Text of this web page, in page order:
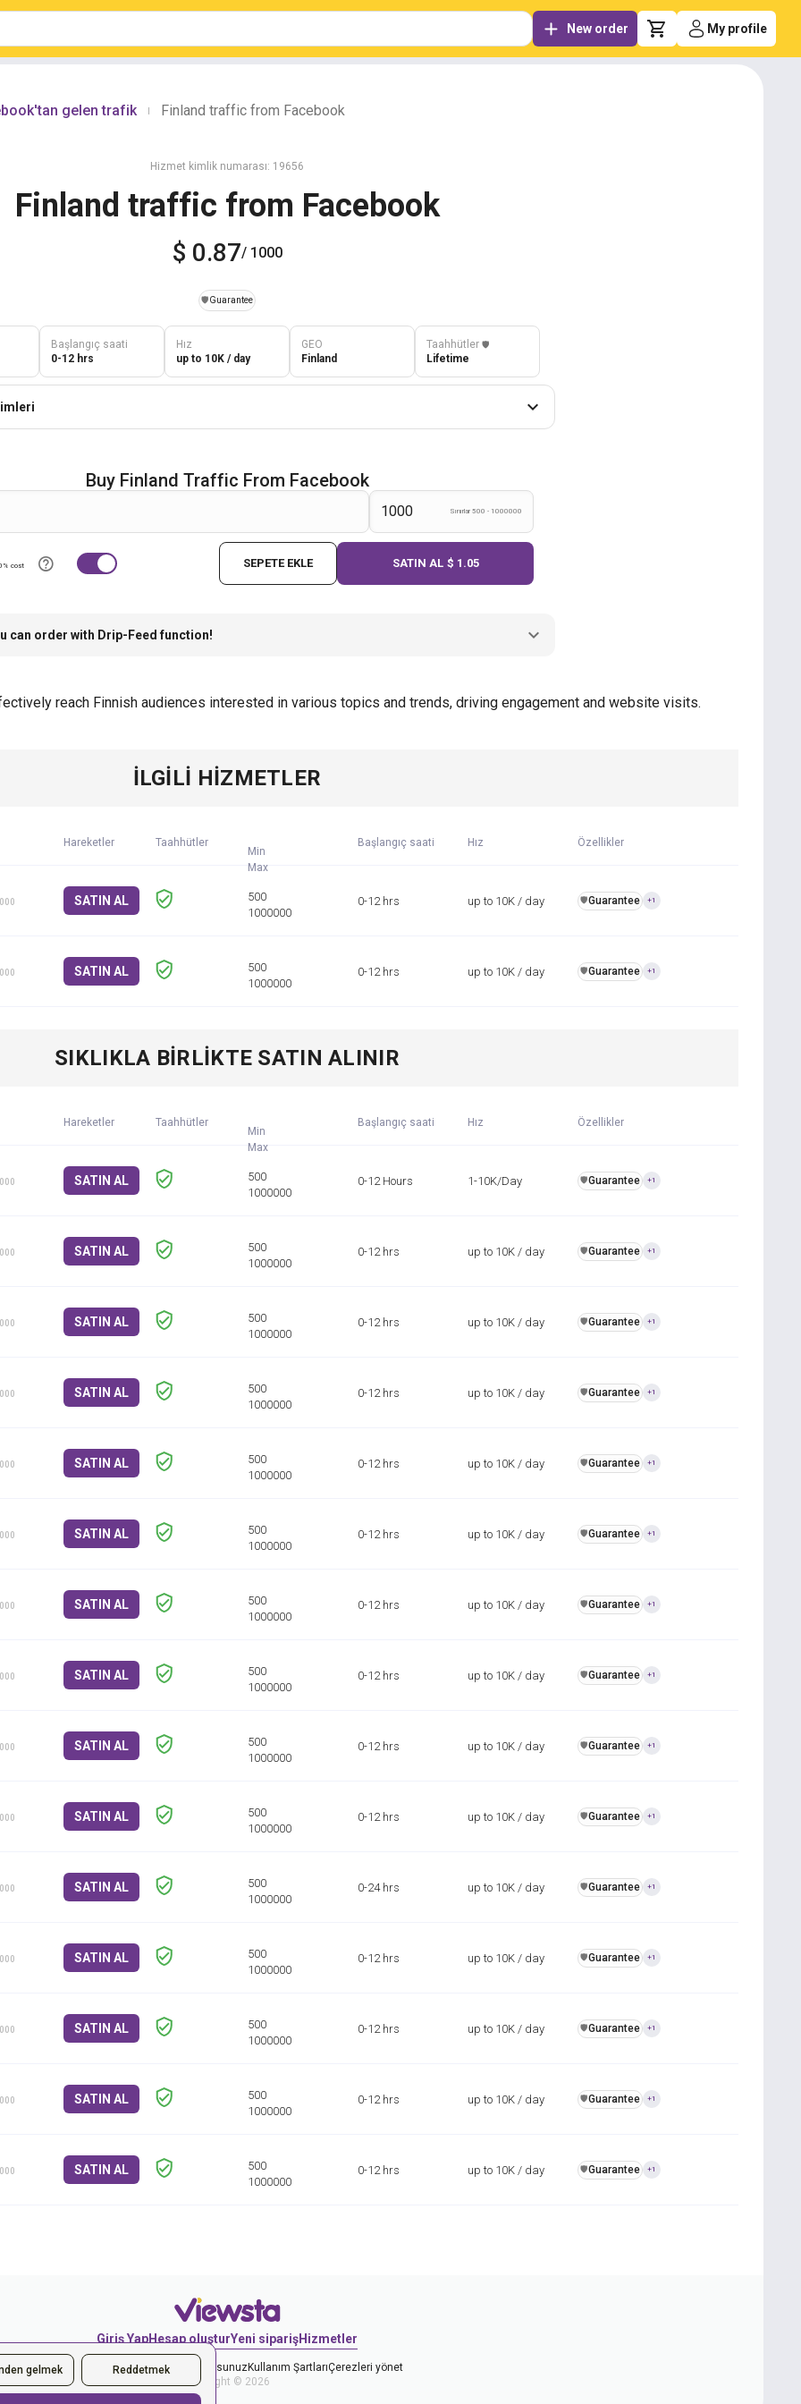
gelmek Reddetmek
New order My profile
gelen trafik Finland traffic from Facebook
Hizmet kimlik numarası: 19656
Finland traffic from Facebook
$ 0.87/ 1000
️🛡️Guarantee
Başlangıç saati
0-12 hrs
Hız
up to 10K / day
GEO
Finland
Taahhütler ️🛡️
Lifetime
Buy Finland Traffic From Facebook
Sınırlar 500 - 1000000
cost SEPETE EKLE SATIN AL $ 1.05
can order with Drip-Feed function!
reach Finnish audiences interested in various topics and trends, driving engagement and website visits.
İLGILI HIZMETLER
Hareketler Taahhütler
Min
Max
Başlangıç saati Hız Özellikler
SATIN AL
500
1000000
0-12 hrs up to 10K / day ️🛡️Guarantee +1
SATIN AL
500
1000000
0-12 hrs up to 10K / day ️🛡️Guarantee +1
SIKLIKLA BIRLIKTE SATIN ALINIR
Hareketler Taahhütler
Min
Max
Başlangıç saati Hız Özellikler
SATIN AL
500
1000000
0-12 Hours 1-10K/Day ️🛡️Guarantee +1
SATIN AL
500
1000000
0-12 hrs up to 10K / day ️🛡️Guarantee +1
SATIN AL
500
1000000
0-12 hrs up to 10K / day ️🛡️Guarantee +1
SATIN AL
500
1000000
0-12 hrs up to 10K / day ️🛡️Guarantee +1
SATIN AL
500
1000000
0-12 hrs up to 10K / day ️🛡️Guarantee +1
SATIN AL
500
1000000
0-12 hrs up to 10K / day ️🛡️Guarantee +1
SATIN AL
500
1000000
0-12 hrs up to 10K / day ️🛡️Guarantee +1
SATIN AL
500
1000000
0-12 hrs up to 10K / day ️🛡️Guarantee +1
SATIN AL
500
1000000
0-12 hrs up to 10K / day ️🛡️Guarantee +1
SATIN AL
500
1000000
0-12 hrs up to 10K / day ️🛡️Guarantee +1
SATIN AL
500
1000000
0-24 hrs up to 10K / day ️🛡️Guarantee +1
SATIN AL
500
1000000
0-12 hrs up to 10K / day ️🛡️Guarantee +1
SATIN AL
500
1000000
0-12 hrs up to 10K / day ️🛡️Guarantee +1
SATIN AL
500
1000000
0-12 hrs up to 10K / day ️🛡️Guarantee +1
SATIN AL
500
1000000
0-12 hrs up to 10K / day ️🛡️Guarantee +1
Giriş YapHesap oluşturYeni siparişHizmetler
ve Gizlilik Politikasını kabul ediyorsunuzKullanım ŞartlarıÇerezleri yönet
Copyright © 2026